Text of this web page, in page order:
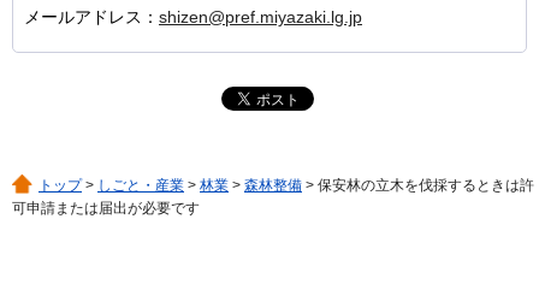
メールアドレス： shizen@pref.miyazaki.lg.jp
トップ> しごと・産業 > 林業 > 森林整備 > 保安林の立木を伐採するときは許
可申請または届出が必要です